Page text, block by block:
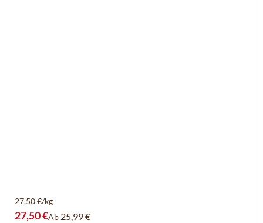
27,50 €/kg
27,50 €Ab 25,99 €